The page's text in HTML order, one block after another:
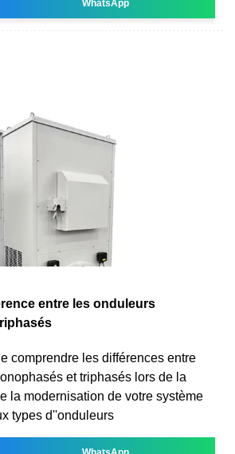
WhatsApp
entre les onduleurs
comprendre les différences entre
et triphasés lors de la
la modernisation de votre système
types d''onduleurs